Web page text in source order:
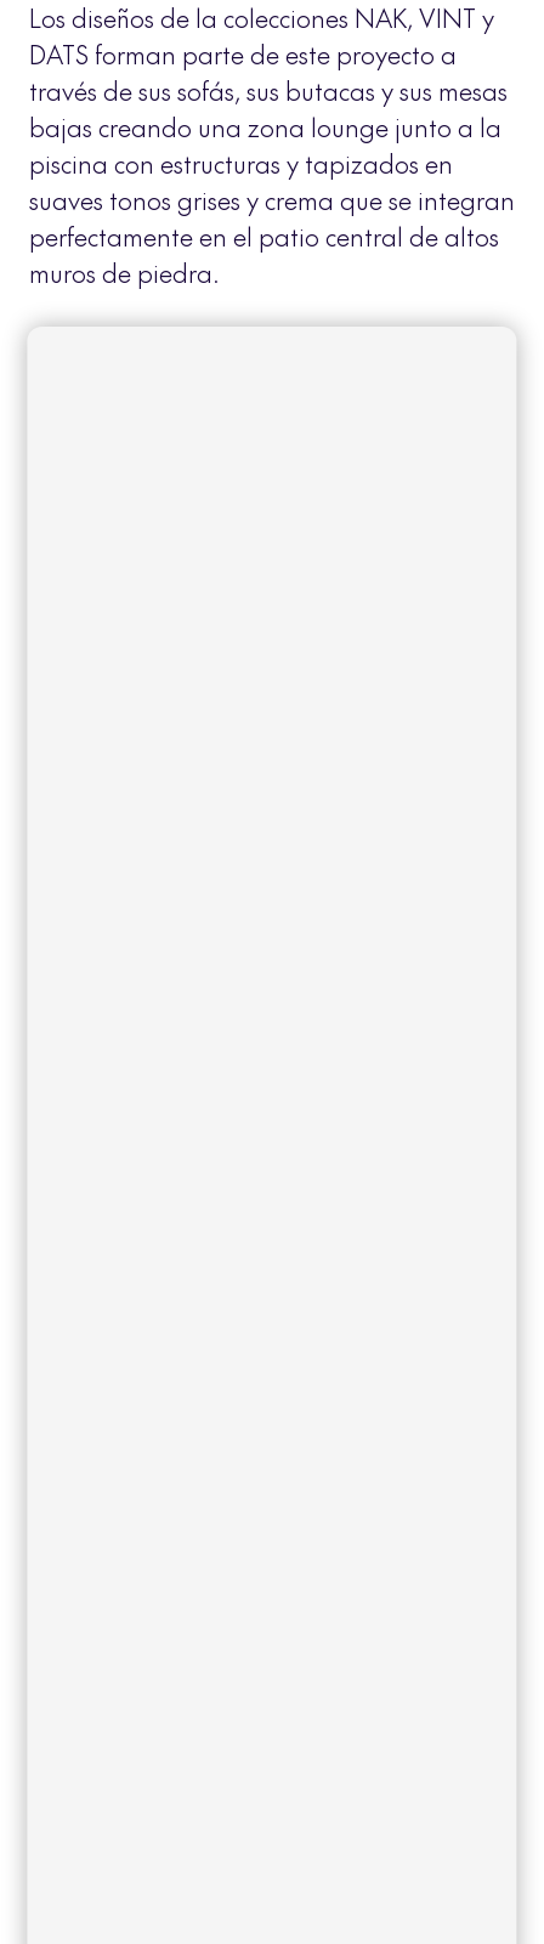
Los diseños de la colecciones NAK, VINT y
DATS forman parte de este proyecto a
través de sus sofás, sus butacas y sus mesas
bajas creando una zona lounge junto a la
piscina con estructuras y tapizados en
suaves tonos grises y crema que se integran
perfectamente en el patio central de altos
muros de piedra.